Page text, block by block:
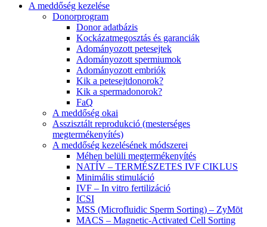
A meddőség kezelése
Donorprogram
Donor adatbázis
Kockázatmegosztás és garanciák
Adományozott petesejtek
Adományozott spermiumok
Adományozott embriók
Kik a petesejtdonorok?
Kik a spermadonorok?
FaQ
A meddőség okai
Asszisztált reprodukció (mesterséges
megtermékenyítés)
A meddőség kezelésének módszerei
Méhen belüli megtermékenyítés
NATÍV – TERMÉSZETES IVF CIKLUS
Minimális stimuláció
IVF – In vitro fertilizáció
ICSI
MSS (Microfluidic Sperm Sorting) – ZyMōt
MACS – Magnetic-Activated Cell Sorting